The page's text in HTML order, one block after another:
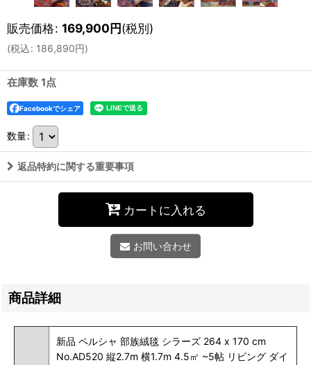
販売価格: 169,900円(税別)
(税込: 186,890円)
在庫数 1点
Facebookでシェア
数量:
返品特約に関する重要事項
カートに入れる
お問い合わせ
商品詳細
新品 ペルシャ 部族絨毯 シラーズ 264 x 170 cm
No.AD520 縦2.7m 横1.7m 4.5㎡ ~5帖 リビング ダイ